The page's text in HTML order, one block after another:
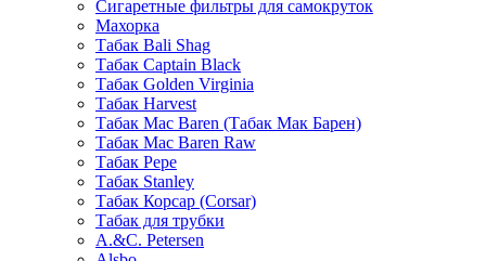
Сигаретные фильтры для самокруток
Махорка
Табак Bali Shag
Табак Captain Black
Табак Golden Virginia
Табак Harvest
Табак Mac Baren (Табак Мак Барен)
Табак Mac Baren Raw
Табак Pepe
Табак Stanley
Табак Корсар (Corsar)
Табак для трубки
A.&C. Petersen